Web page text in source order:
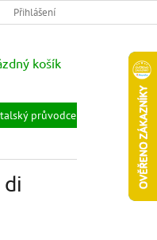
OBCHODNÍ PODMÍNKY
Přihlášení
košík
průvodce Prodejny
di